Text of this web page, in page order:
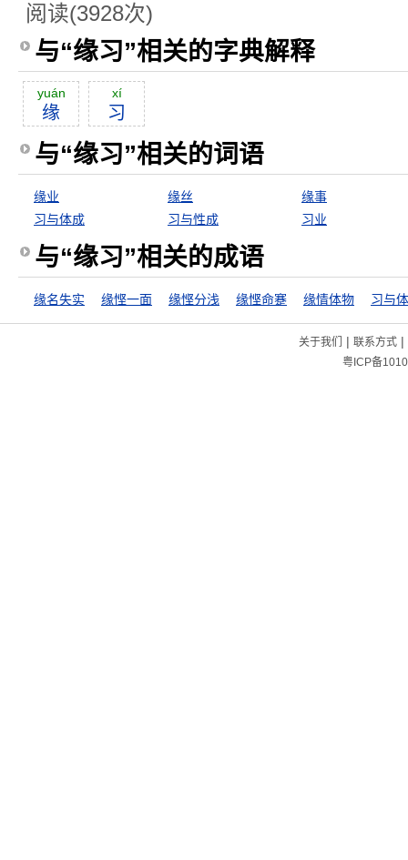
阅读(3928次)
与“缘习”相关的字典解释
yuán
缘
xí
习
与“缘习”相关的词语
缘业 缘丝
缘事
习与体成
习与性成 习业
与“缘习”相关的成语
缘名失实 缘悭一面 缘悭分浅 缘悭命蹇 缘情体物 习与
关于我们 | 联系方式|
粤ICP备